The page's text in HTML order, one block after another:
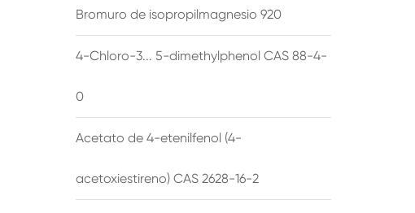
Bromuro de isopropilmagnesio 920
4-Chloro-3... 5-dimethylphenol CAS 88-4-
0
Acetato de 4-etenilfenol (4-
acetoxiestireno) CAS 2628-16-2